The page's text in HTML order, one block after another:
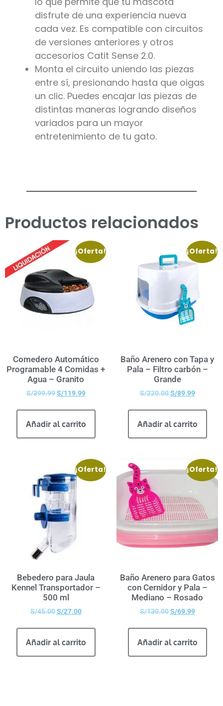
disfrute de una experiencia nueva
cada vez. Es compatible con circuitos
de versiones anteriores y otros
accesorios Catit Sense 2.0.
Monta el circuito uniendo las piezas
entre sí, presionando hasta que oigas
un clic. Puedes encajar las piezas de
distintas maneras logrando diseños
variados para un mayor
entretenimiento de tu gato.
Productos relacionados
¡Oferta!
Comedero Automático
Programable 4 Comidas +
Agua – Granito
S/399.99 S/119.99
Añadir al carrito
¡Oferta!
Baño Arenero con Tapa y
Pala – Filtro carbón –
Grande
S/220.00 S/89.99
Añadir al carrito
¡Oferta!
Bebedero para Jaula
Kennel Transportador –
500 ml
S/45.00 S/27.00
Añadir al carrito
¡Oferta!
Baño Arenero para Gatos
con Cernidor y Pala –
Mediano – Rosado
S/130.00 S/69.99
Añadir al carrito